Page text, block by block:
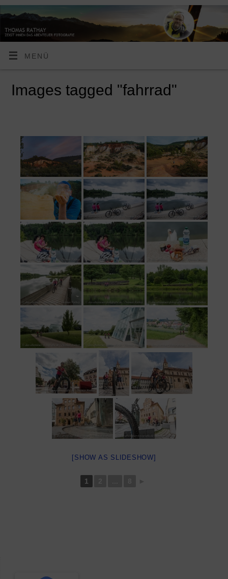
MENÜ
Images tagged "fahrrad"
[SHOW AS SLIDESHOW]
1